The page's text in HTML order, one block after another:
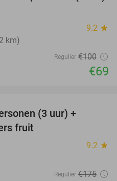
9.2 star
km)
Regulier €100
€69
(3 uur) +
fruit
9.2 star
Regulier €175